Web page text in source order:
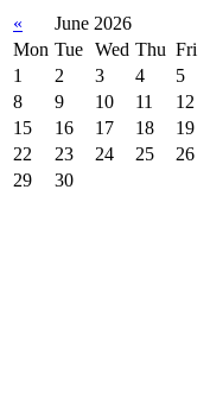
« June 2026
Mon Tue Wed Thu Fri
1
2 3 4 5
8
9 10 11 12
15
16 17 18 19
22
23 24 25 26
29
30